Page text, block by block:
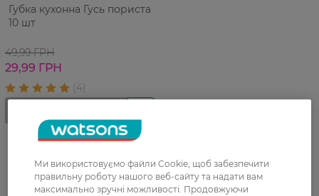
Губка кухонна Гусь пориста
10 шт
49,99 ГРН
29,99 ГРН
Ми використовуємо файли Cookie, щоб забезпечити
правильну роботу нашого веб-сайту та надати вам
максимально зручні можливості. Продовжуючи